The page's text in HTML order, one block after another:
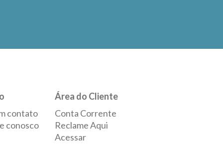
contato
conosco
Área do Cliente
Conta Corrente
Reclame Aqui
Acessar